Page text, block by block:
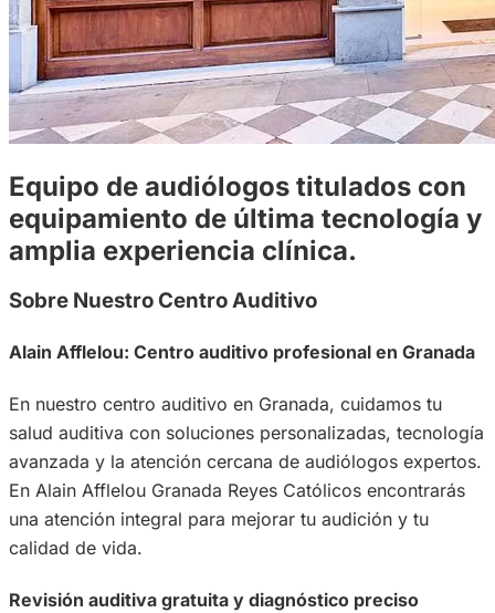
Equipo de audiólogos titulados con
equipamiento de última tecnología y
amplia experiencia clínica.
Sobre Nuestro Centro Auditivo
Alain Afflelou: Centro auditivo profesional en Granada
En nuestro centro auditivo en Granada, cuidamos tu
salud auditiva con soluciones personalizadas, tecnología
avanzada y la atención cercana de audiólogos expertos.
En Alain Afflelou Granada Reyes Católicos encontrarás
una atención integral para mejorar tu audición y tu
calidad de vida.
Revisión auditiva gratuita y diagnóstico preciso